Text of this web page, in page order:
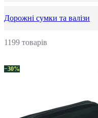
Дорожні сумки та валізи
1199 товарів
−30%